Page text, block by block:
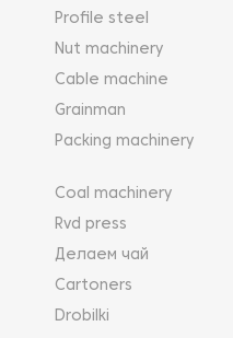
Profile steel
Nut machinery
Cable machine
Grainman
Packing machinery
Coal machinery
Rvd press
Делаем чай
Cartoners
Drobilki